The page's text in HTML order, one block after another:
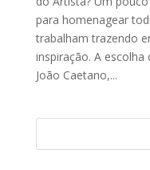
para homenagear
trabalham trazendo
inspiração. A
João Caetano,...